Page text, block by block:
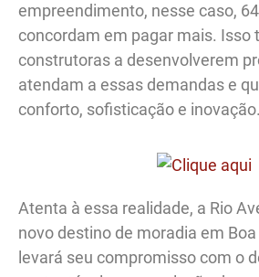
empreendimento, nesse caso,
concordam em pagar mais. Isso
construtoras a desenvolverem
atendam a essas demandas e
conforto, sofisticação e inovação.
Atenta à essa realidade, a Rio
novo destino de moradia em
levará seu compromisso com o